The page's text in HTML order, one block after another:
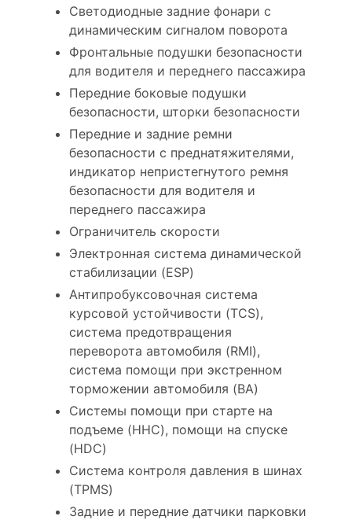
Светодиодные задние фонари с
динамическим сигналом поворота
Фронтальные подушки безопасности
для водителя и переднего пассажира
Передние боковые подушки
безопасности, шторки безопасности
Передние и задние ремни
безопасности с преднатяжителями,
индикатор непристегнутого ремня
безопасности для водителя и
переднего пассажира
Ограничитель скорости
Электронная система динамической
стабилизации (ESP)
Антипробуксовочная система
курсовой устойчивости (TCS),
система предотвращения
переворота автомобиля (RMI),
система помощи при экстренном
торможении автомобиля (BA)
Системы помощи при старте на
подъеме (HHC), помощи на спуске
(HDC)
Система контроля давления в шинах
(TPMS)
Задние и передние датчики парковки